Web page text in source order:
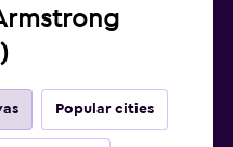
Popular cities